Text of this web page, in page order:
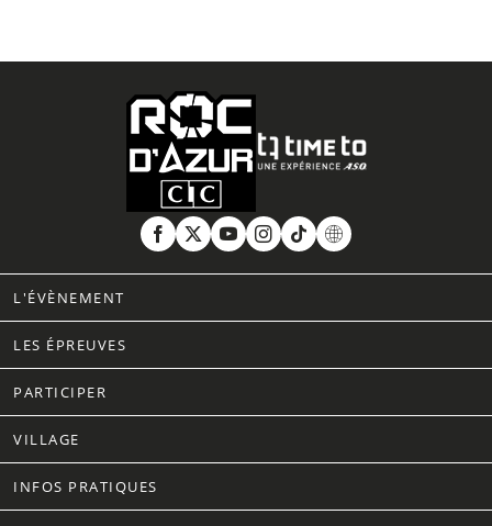
L'ÉVÈNEMENT
LES ÉPREUVES
PARTICIPER
VILLAGE
INFOS PRATIQUES